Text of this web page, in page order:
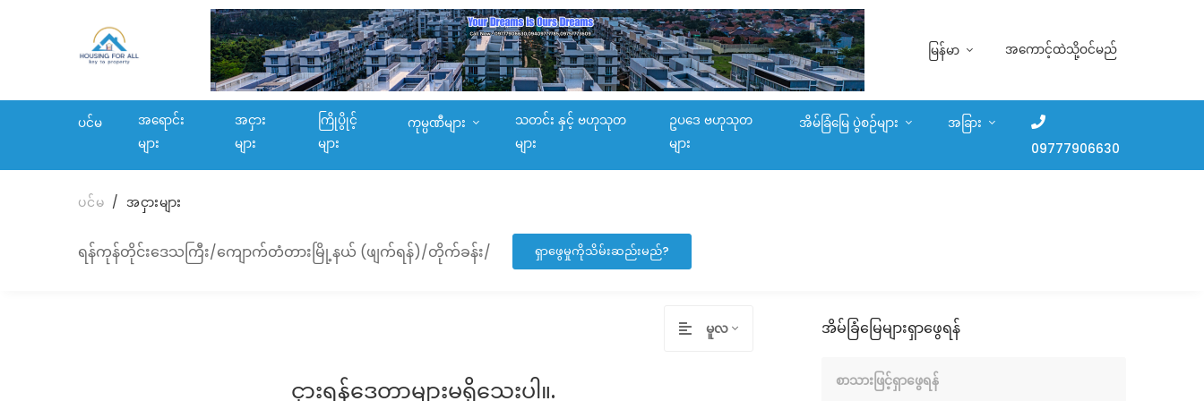
မြန်မာ အကောင့်ထဲသို့ဝင်မည်
ပင်မ
အရောင်း
များ
အငှား
များ
ကြိုပွိုင့်
များ
ကုမ္ပဏီများ
သတင်း နှင့် ဗဟုသုတ
များ
ဥပဒေ ဗဟုသုတ
များ
အိမ်ခြံမြေ ပွဲစဉ်များ
အခြား
09777906630
ပင်မ အငှားများ
ရန်ကုန်တိုင်းဒေသကြီး/ကျောက်တံတားမြို့နယ် (ဖျက်ရန်)/တိုက်ခန်း/ ရှာဖွေမှုကိုသိမ်းဆည်းမည်?
မူလ
ငှားရန်ဒေတာများမရှိသေးပါ။.
အိမ်ခြံမြေများရှာဖွေရန်
စာသားဖြင့်ရှာဖွေရန်